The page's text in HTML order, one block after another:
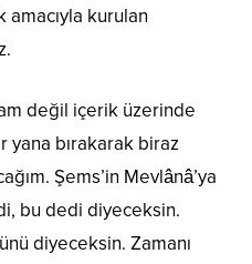
amacıyla kurulan
değil içerik üzerinde
bırakarak biraz
Şems’in Mevlânâ’ya
bu dedi diyeceksin.
diyeceksin. Zamanı